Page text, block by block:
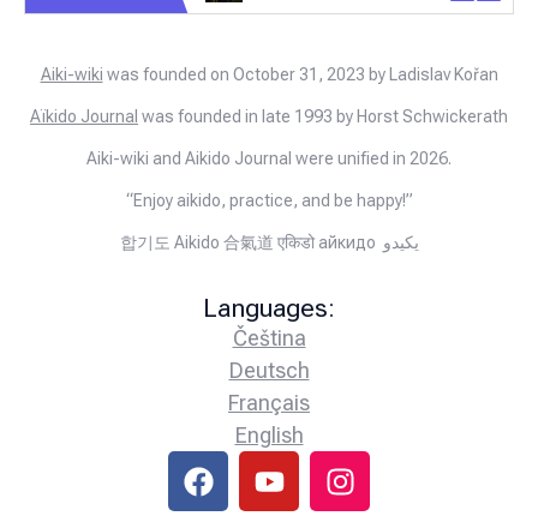
Aiki-wiki was founded on October 31, 2023 by Ladislav Kořan
Aïkido Journal was founded in late 1993 by Horst Schwickerath
Aiki-wiki and Aikido Journal were unified in 2026.
“Enjoy aikido, practice, and be happy!”
합기도 Aikido 合氣道 एकिडो айкидо يكيدو
Languages:
Čeština
Deutsch
Français
English